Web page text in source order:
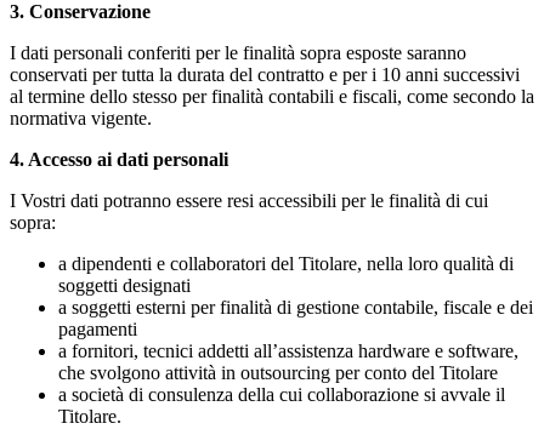
3. Conservazione
I dati personali conferiti per le finalità sopra esposte saranno
conservati per tutta la durata del contratto e per i 10 anni successivi
al termine dello stesso per finalità contabili e fiscali, come secondo la
normativa vigente.
4. Accesso ai dati personali
I Vostri dati potranno essere resi accessibili per le finalità di cui
sopra:
a dipendenti e collaboratori del Titolare, nella loro qualità di
soggetti designati
a soggetti esterni per finalità di gestione contabile, fiscale e dei
pagamenti
a fornitori, tecnici addetti all’assistenza hardware e software,
che svolgono attività in outsourcing per conto del Titolare
a società di consulenza della cui collaborazione si avvale il
Titolare.